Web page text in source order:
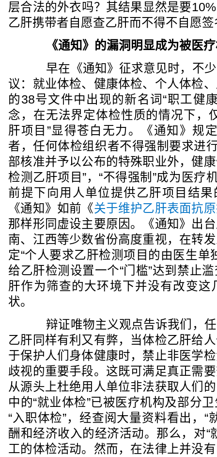
层合法的外衣吗？其结果显然是要
乙肝携带者自愿查乙肝而不得不自愿
《通知》的漏洞明显成为被医
早在《通知》征求意见时，不少
议：就业体检、健康体检、个人体检
的38号文件中出现的新名词“职工健
念，在无法界定体检性质的情况下，
肝项目”显得苍白无力。《通知》规
者，任何体检组织者不得强制要求进
部核准并予以公布的特殊职业外，健
检测乙肝项目”，“不得强制”成为医疗
前提下向用人单位提供乙肝项目结果
《通知》如前《关于维护乙肝表面抗
那样形同虚设主要原因。《通知》出
南、江西等少数省份高度重视，在转
定“个人要求乙肝检测项目的由医生单
给乙肝检测设置一个“门槛”达到禁止
肝作为筛查的大环境下并没有改变这
状。
辩证唯物主义观点告诉我们，任
乙肝同样有利又有弊，当体检乙肝给
于保护人们身体健康时，禁止非医学
歧视的重要手段。这既可满足真正需
从源头上杜绝用人单位非法获取人们
中的“就业体检”已被医疗机构及部分
“入职体检”，经查阅大量资料看出，“
酬和经济收入的经济活动。那么，对“
工的体检活动。然而，在法律上并没